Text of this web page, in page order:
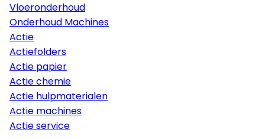
Vloeronderhoud
Onderhoud Machines
Actie
Actiefolders
Actie papier
Actie chemie
Actie hulpmaterialen
Actie machines
Actie service